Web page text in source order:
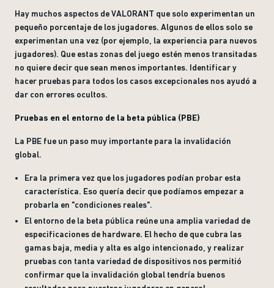
Hay muchos aspectos de VALORANT que solo experimentan un
pequeño porcentaje de los jugadores. Algunos de ellos solo se
experimentan una vez (por ejemplo, la experiencia para nuevos
jugadores). Que estas zonas del juego estén menos transitadas
no quiere decir que sean menos importantes. Identificar y
hacer pruebas para todos los casos excepcionales nos ayudó a
dar con errores ocultos.
Pruebas en el entorno de la beta pública (PBE)
La PBE fue un paso muy importante para la invalidación
global.
Era la primera vez que los jugadores podían probar esta
característica. Eso quería decir que podíamos empezar a
probarla en "condiciones reales".
El entorno de la beta pública reúne una amplia variedad de
especificaciones de hardware. El hecho de que cubra las
gamas baja, media y alta es algo intencionado, y realizar
pruebas con tanta variedad de dispositivos nos permitió
confirmar que la invalidación global tendría buenos